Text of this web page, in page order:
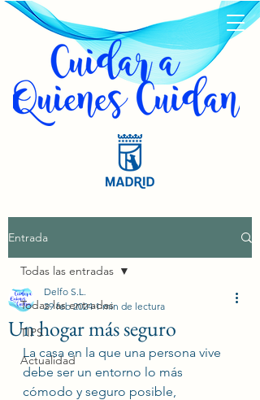
Entrada
Todas las entradas
TIPS
Actualidad
Todas las entradas
Un hogar más seguro
Delfo S.L.
29 feb 2024 1 min de lectura
La casa en la que una persona vive
debe ser un entorno lo más
cómodo y seguro posible,